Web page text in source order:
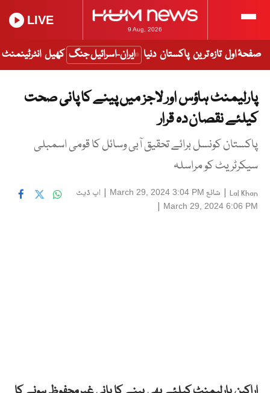
9 Aug, 2026
LIVE
صفحۂ اول تازہ ترین پاکستان دنیا ایران-اسرائیل جنگ کھیل انٹرٹینمنٹ
پارلیمنٹ ہاؤس اور لاجز میں پینے کا پانی صحت
کیلئے نقصان دہ قرار
پاکستان کونسل برائے تحقیق آبی وسائل کا قومی اسمبلی
سیکرٹریٹ کو مراسلہ
Lal Khan
| شائع March 29, 2024 3:04 PM
| اپ ڈیٹ
March 29, 2024 6:06 PM
|